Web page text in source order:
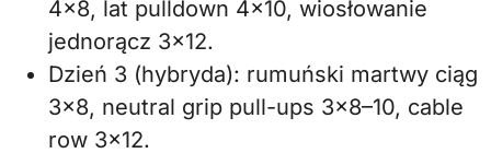
4×8, lat pulldown 4×10, wiosłowanie
jednorącz 3×12.
Dzień 3 (hybryda): rumuński martwy ciąg
3×8, neutral grip pull-ups 3×8–10, cable
row 3×12.